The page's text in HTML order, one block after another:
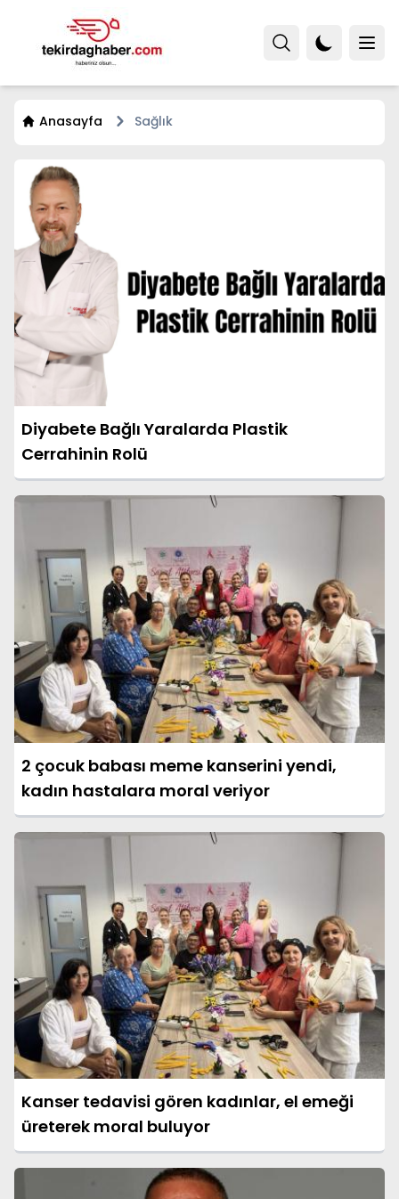
Anasayfa Sağlık
Diyabete Bağlı Yaralarda Plastik
Cerrahinin Rolü
2 çocuk babası meme kanserini yendi,
kadın hastalara moral veriyor
Kanser tedavisi gören kadınlar, el emeği
üreterek moral buluyor